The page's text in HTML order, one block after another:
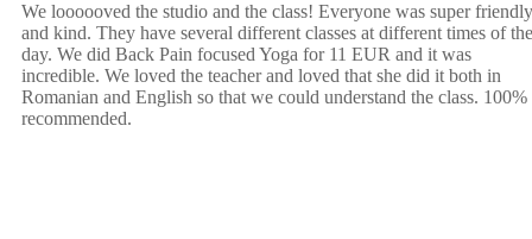
We loooooved the studio and the class! Everyone was super friendly
and kind. They have several different classes at different times of the
day. We did Back Pain focused Yoga for 11 EUR and it was
incredible. We loved the teacher and loved that she did it both in
Romanian and English so that we could understand the class. 100%
recommended.